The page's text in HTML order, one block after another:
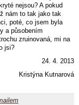
nejsou? A pokud
nám to tak jako tak
poté, co jsem byla
a působením
zruinovaná, mi na
jsi?
24. 4. 2013
Kristýna Kutnarová